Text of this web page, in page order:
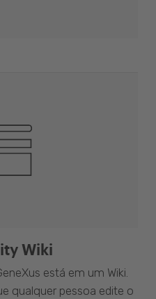
Wiki
está em um Wiki.
qualquer pessoa edite o